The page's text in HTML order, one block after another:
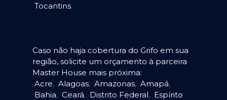
Tocantins.
Caso não haja cobertura do Grifo em sua
região, solicite um orçamento à parceira
Master House mais próxima:
Acre, Alagoas, Amazonas, Amapá,
Bahia, Ceará, Distrito Federal, Espírito